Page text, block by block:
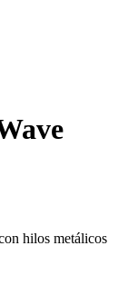
hilos metálicos